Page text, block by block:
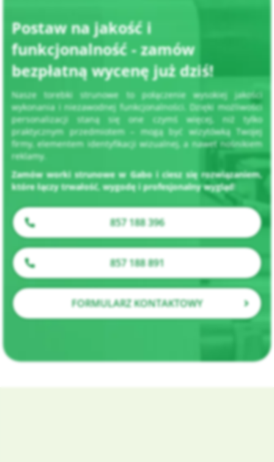
Postaw na jakość i
funkcjonalność- zamów
bezpłatną wycenę już dziś!
Nasze torebki strunowe to połączenie wysokiej jakości
wykonania i niezawodnej funkcjonalności. Dzięki możliwości
personalizacji staną się one czymś więcej, niż tylko
praktycznym przedmiotem – mogą być wizytówką Twojej
firmy, elementem identyfikacji wizualnej, a nawet nośnikiem
reklamy.
Zamów worki strunowe w Gabo i ciesz się rozwiązaniem,
które łączy trwałość, wygodę i profesjonalny wygląd!
857 188 396
857 188 891
FORMULARZ KONTAKTOWY